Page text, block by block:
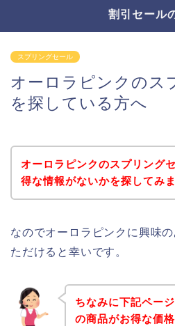
割引セール
スプリングセール
オーロラピンクのス
を探している方へ
オーロラピンクのスプリング
得な情報がないかを探してみ
なのでオーロラピンクに興味
ただけると幸いです。
ちなみに下記ペー
の商品がお得な価